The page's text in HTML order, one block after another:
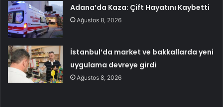
Adana’da Kaza: Çift Hayatını Kaybetti
Ağustos 8, 2026
İstanbul’da market ve bakkallarda yeni
uygulama devreye girdi
Ağustos 8, 2026